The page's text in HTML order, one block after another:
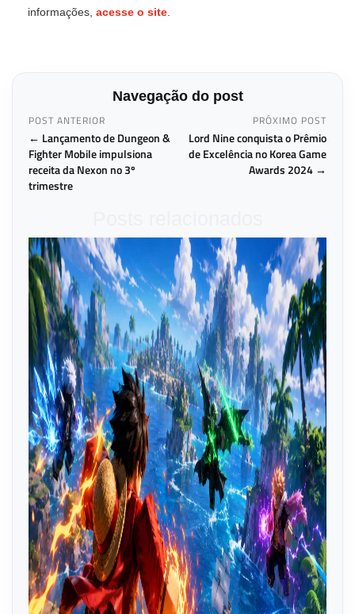
informações, acesse o site
Navegação do post
POST ANTERIOR
← Lançamento de Dungeon &
Fighter Mobile impulsiona
receita da Nexon no 3º
trimestre
PRÓXIMO POST
Lord Nine conquista o Prêmio
de Excelência no Korea Game
Awards 2024 →